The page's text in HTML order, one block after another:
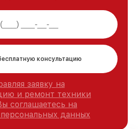
консультацию
заявку на
и ремонт техники
соглашаетесь на
данных